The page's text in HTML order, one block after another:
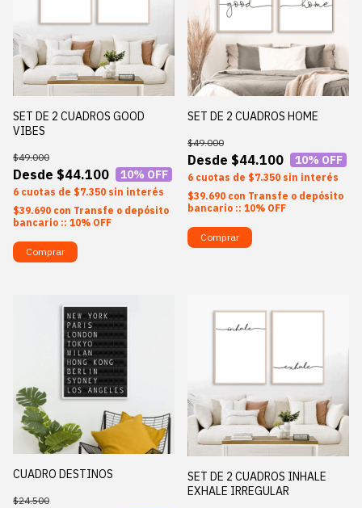
SET DE 2 CUADROS GOOD
VIBES
$44.100
$49.000
10% OFF
6 $7.350 sin interés
$39.690 con Transfe o depósito
bancario :: 10% OFF
Comprar
SET DE 2 CUADROS HOME
$44.100
$49.000
10% OFF
6 $7.350 sin interés
$39.690 con Transfe o depósito
bancario :: 10% OFF
Comprar
CUADRO DESTINOS
$24.500
SET DE 2 CUADROS INHALE
EXHALE IRREGULAR